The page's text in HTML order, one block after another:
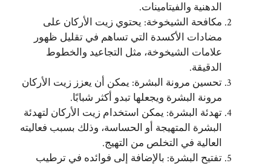
الدهنية والفيتامينات.
مكافحة الشيخوخة: يحتوي زيت الأركان على
مضادات الأكسدة التي تساهم في تقليل ظهور
علامات الشيخوخة، مثل التجاعيد والخطوط
الدقيقة.
تحسين مرونة البشرة: يمكن أن يعزز زيت الأركان
مرونة البشرة ويجعلها تبدو أكثر شبابًا.
تهدئة البشرة: يمكن استخدام زيت الأركان لتهدئة
البشرة المتهيجة أو الحساسة، وذلك بسبب فعاليته
العالية في التخلص من التهيج.
تفتيح البشرة: بالإضافة إلى فوائده في ترطيب